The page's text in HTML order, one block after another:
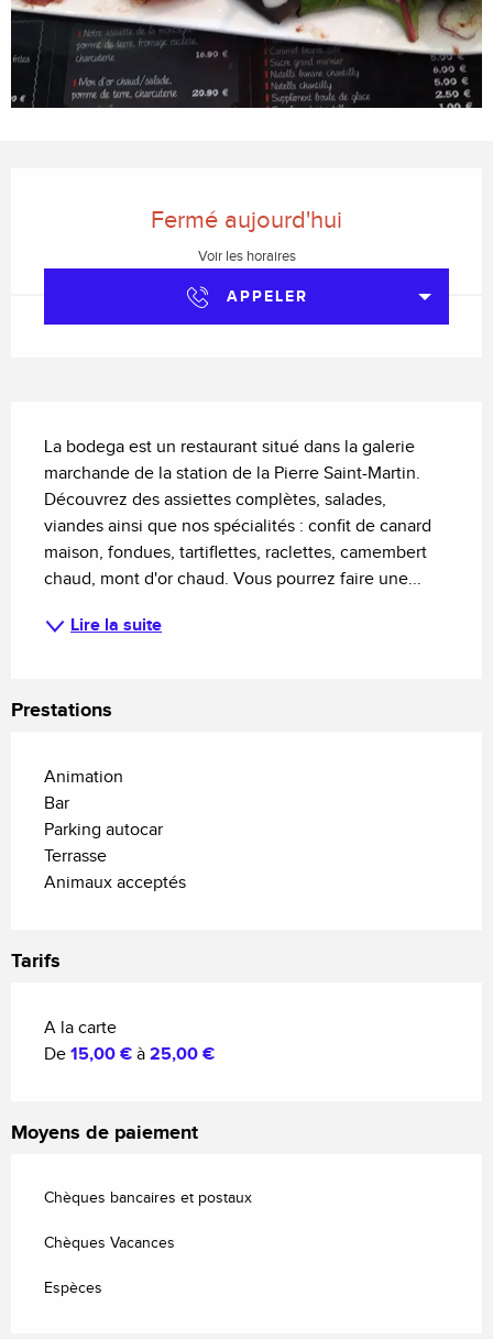
Fermé aujourd'hui
Voir les horaires
APPELER
La bodega est un restaurant situé dans la galerie
marchande de la station de la Pierre Saint-Martin.
Découvrez des assiettes complètes, salades,
viandes ainsi que nos spécialités : confit de canard
maison, fondues, tartiflettes, raclettes, camembert
chaud, mont d'or chaud. Vous pourrez faire une...
Lire la suite
Prestations
Animation
Bar
Parking autocar
Terrasse
Animaux acceptés
Tarifs
A la carte
De 15,00 € à 25,00 €
Moyens de paiement
Chèques bancaires et postaux
Chèques Vacances
Espèces